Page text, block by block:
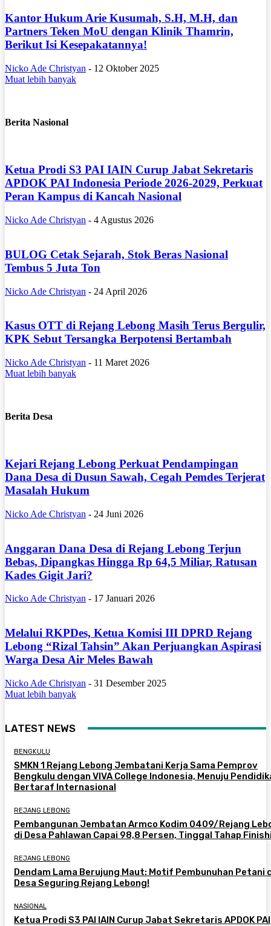
Kantor Hukum Arie Kusumah, S.H, M.H, dan
Partners Teken MoU dengan Klinik Thamrin,
Berikut Isi Kesepakatannya!
Nicko Ade Christyan - 12 Oktober 2025
Muat lebih banyak
Berita Nasional
Ketua Prodi S3 PAI IAIN Curup Jabat Sekretaris
APDOK PAI Indonesia Periode 2026-2029, Perkuat
Peran Kampus di Kancah Nasional
Nicko Ade Christyan - 4 Agustus 2026
BULOG Cetak Sejarah, Stok Beras Nasional
Tembus 5 Juta Ton
Nicko Ade Christyan - 24 April 2026
Kasus OTT di Rejang Lebong Masih Terus Bergulir,
KPK Sebut Tersangka Berpotensi Bertambah
Nicko Ade Christyan - 11 Maret 2026
Muat lebih banyak
Berita Desa
Kejari Rejang Lebong Perkuat Pendampingan
Dana Desa di Dusun Sawah, Cegah Pemdes Terjerat
Masalah Hukum
Nicko Ade Christyan - 24 Juni 2026
Anggaran Dana Desa di Rejang Lebong Terjun
Bebas, Dipangkas Hingga Rp 64,5 Miliar, Ratusan
Kades Gigit Jari?
Nicko Ade Christyan - 17 Januari 2026
Melalui RKPDes, Ketua Komisi III DPRD Rejang
Lebong “Rizal Tahsin” Akan Perjuangkan Aspirasi
Warga Desa Air Meles Bawah
Nicko Ade Christyan - 31 Desember 2025
Muat lebih banyak
LATEST NEWS
BENGKULU
SMKN 1 Rejang Lebong Jembatani Kerja Sama Pemprov
Bengkulu dengan VIVA College Indonesia, Menuju
Bertaraf Internasional
REJANG LEBONG
Pembangunan Jembatan Armco Kodim 0409/Rejang
di Desa Pahlawan Capai 98,8 Persen, Tinggal Tahap
REJANG LEBONG
Dendam Lama Berujung Maut: Motif Pembunuhan Petani
Desa Seguring Rejang Lebong!
NASIONAL
Ketua Prodi S3 PAI IAIN Curup Jabat Sekretaris APDOK PAI